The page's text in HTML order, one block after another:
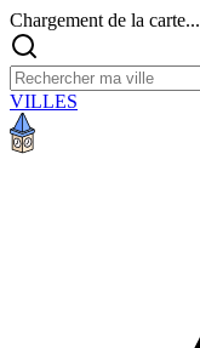
Chargement de la carte...
VILLES